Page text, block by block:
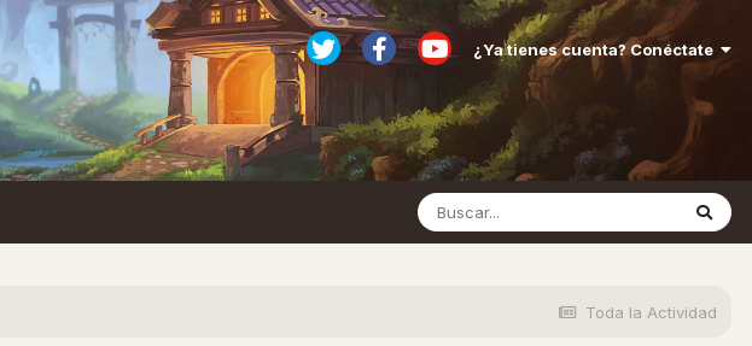
¿Ya tienes cuenta? Conéctate
Toda la Actividad